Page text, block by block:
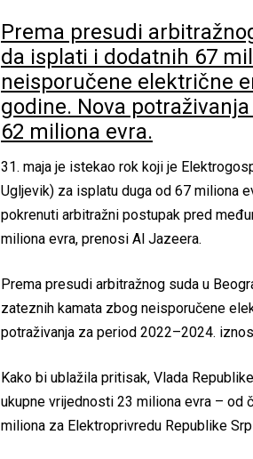
Prema presudi
da isplati i dodatnih 67
neisporučene električne
godine. Nova
62 miliona evra.
31. maja je istekao rok koji je
Ugljevik) za isplatu duga od 67 miliona
pokrenuti arbitražni postupak pred
miliona evra, prenosi Al Jazeera.
Prema presudi arbitražnog suda u
zateznih kamata zbog neisporučene
potraživanja za period 2022–2024.
Kako bi ublažila pritisak, Vlada
ukupne vrijednosti 23 miliona evra – od
miliona za Elektroprivredu Republike